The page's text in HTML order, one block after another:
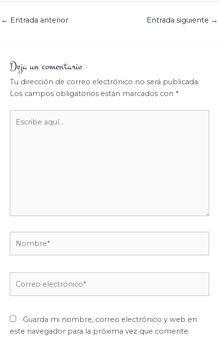
← Entrada anterior Entrada siguiente →
Deja un comentario
Tu dirección de correo electrónico no será publicada.
Los campos obligatorios están marcados con *
aquí...
Guarda mi nombre, correo electrónico y web en
este navegador para la próxima vez que comente.